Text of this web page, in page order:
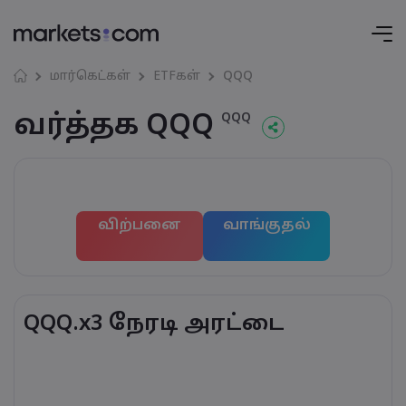
மார்கெட்கள் ETFகள் QQQ
வர்த்தக QQQ QQQ
விற்பனை வாங்குதல்
QQQ.x3 நேரடி அரட்டை